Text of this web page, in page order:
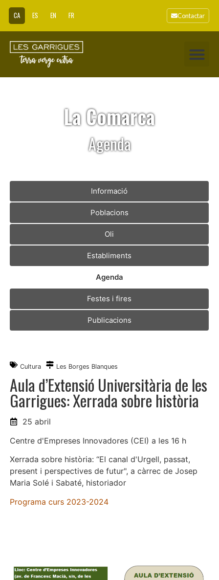
CA ES EN FR Contactar
La Comarca
Agenda
Informació
Poblacions
Oli
Establiments
Agenda
Festes i fires
Publicacions
Cultura Les Borges Blanques
Aula d’Extensió Universitària de les
Garrigues: Xerrada sobre història
25 abril
Centre d'Empreses Innovadores (CEI) a les 16 h
Xerrada sobre història: “El canal d'Urgell, passat,
present i perspectives de futur", a càrrec de Josep
Maria Solé i Sabaté, historiador
Programa curs 2023-2024